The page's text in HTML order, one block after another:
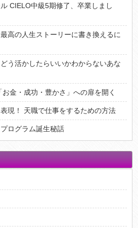
CIELO中級5期修了、卒業しまし
高の人生ストーリーに書き換えるに
う活かしたらいいかわからないあな
金・成功・豊かさ」への扉を開く
現！ 天職で仕事をするための方法
ログラム誕生秘話